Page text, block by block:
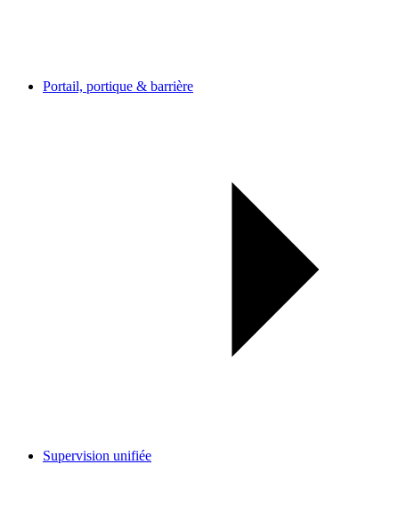
Portail, portique & barrière
Supervision unifiée